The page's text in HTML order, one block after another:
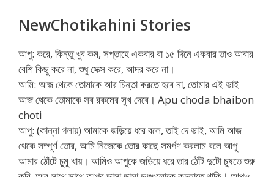
NewChotikahini Stories
আপু: করে, কিন্তু খুব কম, সপ্তাহে একবার বা ১৫ দিনে একবার তাও আবার
বেশি কিছু করে না, শুধু সেক্স করে, আদর করে না।
আমি: আজ থেকে তোমাকে আর চিন্তা করতে হবে না, তোমার এই ভাই
আজ থেকে তোমাকে সব রকমের সুখ দেবে। Apu choda bhaibon
choti
আপু: (কান্না গলায়) আমাকে জড়িয়ে ধরে বলে, তাই দে ভাই, আমি আজ
থেকে সম্পূর্ণ তোর, আমি নিজেকে তোর কাছে সমর্পণ করলাম বলে আপু
আমার ঠোঁটে চুমু খায়। আমিও আপুকে জড়িয়ে ধরে তার ঠোঁট দুটো চুষতে শুরু